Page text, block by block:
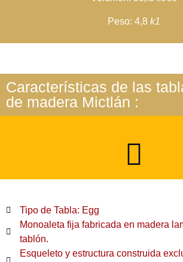
Peso: 4,8 k1
Características de las
de madera Mictlán :
Tipo de Tabla: Egg
Monoaleta fija fabricada en madera
tablón.
Esqueleto y estructura construida